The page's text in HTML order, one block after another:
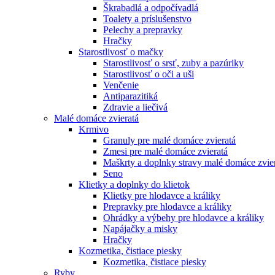
Škrabadlá a odpočívadlá
Toalety а príslušenstvo
Pelechy a prepravky
Hračky
Starostlivosť o mačky
Starostlivosť o srsť, zuby a pazúriky
Starostlivosť o oči a uši
Venčenie
Antiparazitiká
Zdravie a liečivá
Malé domáce zvieratá
Krmivo
Granuly pre malé domáce zvieratá
Zmesi pre malé domáce zvieratá
Maškrty a doplnky stravy malé domáce
Seno
Klietky a doplnky do klietok
Klietky pre hlodavce a králiky
Prepravky pre hlodavce a králiky
Ohrádky a výbehy pre hlodavce a králiky
Napájačky a misky
Hračky
Kozmetika, čistiace piesky
Kozmetika, čistiace piesky
Ryby